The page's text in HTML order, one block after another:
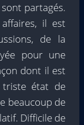
partagés.
il est
de la
pour une
dont il est
état de
beaucoup de
Difficile de